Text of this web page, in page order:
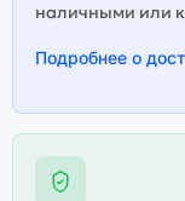
наличными или
Подробнее о